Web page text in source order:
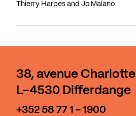
Thierry Harpes and Jo Malano
38, avenue Charlotte
L-4530 Differdange
+352 58 77 1 - 1900